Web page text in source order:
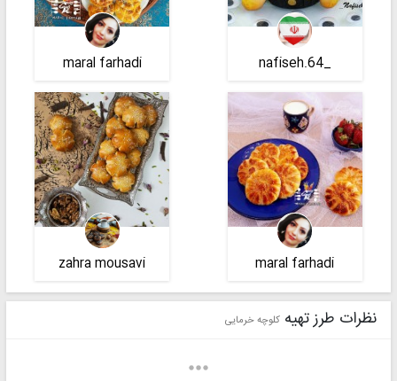
_nafiseh.64
maral farhadi
maral farhadi
zahra mousavi
نظرات طرز تهیه کلوچه خرمایی